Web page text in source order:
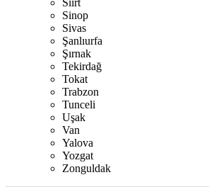
Siirt
Sinop
Sivas
Şanlıurfa
Şırnak
Tekirdağ
Tokat
Trabzon
Tunceli
Uşak
Van
Yalova
Yozgat
Zonguldak